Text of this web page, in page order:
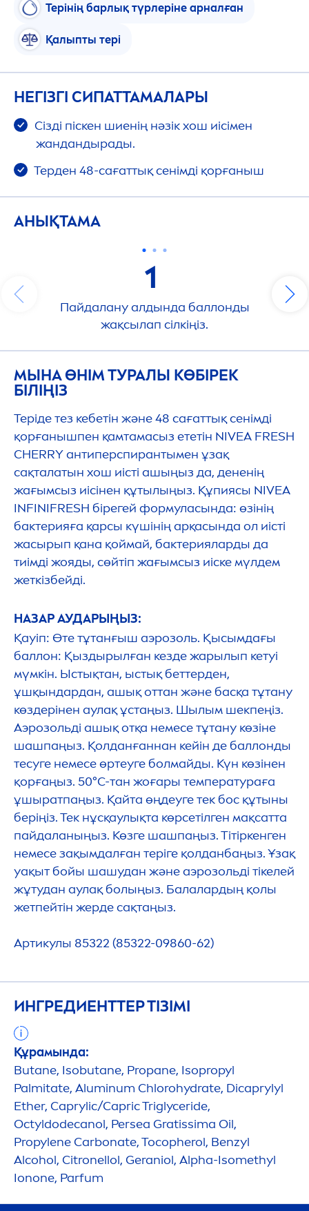
Терінің барлық түрлеріне арналған
Қалыпты тері
НЕГІЗГІ СИПАТТАМАЛАРЫ
Сізді піскен шиенің нәзік хош иісімен
жандандырады.
Терден 48-сағаттық сенімді қорғаныш
АНЫҚТАМА
1
Пайдалану алдында баллонды
жақсылап сілкіңіз.
МЫНА ӨНІМ ТУРАЛЫ КӨБІРЕК
БІЛІҢІЗ
Теріде тез кебетін және 48 сағаттық сенімді
қорғанышпен қамтамасыз ететін NIVEA FRESH
CHERRY антиперспирантымен ұзақ
сақталатын хош иісті ашыңыз да, дененің
жағымсыз иісінен құтылыңыз. Құпиясы NIVEA
INFINIFRESH бірегей формуласында: өзінің
бактерияға қарсы күшінің арқасында ол иісті
жасырып қана қоймай, бактерияларды да
тиімді жояды, сөйтіп жағымсыз иіске мүлдем
жеткізбейді.
НАЗАР АУДАРЫҢЫЗ:
Қауіп: Өте тұтанғыш аэрозоль. Қысымдағы
баллон: Қыздырылған кезде жарылып кетуі
мүмкін. Ыстықтан, ыстық беттерден,
ұшқындардан, ашық оттан және басқа тұтану
көздерінен аулақ ұстаңыз. Шылым шекпеңіз.
Аэрозольді ашық отқа немесе тұтану көзіне
шашпаңыз. Қолданғаннан кейін де баллонды
тесуге немесе өртеуге болмайды. Күн көзінен
қорғаңыз. 50°C-тан жоғары температураға
ұшыратпаңыз. Қайта өңдеуге тек бос құтыны
беріңіз. Тек нұсқаулықта көрсетілген мақсатта
пайдаланыңыз. Көзге шашпаңыз. Тітіркенген
немесе зақымдалған теріге қолданбаңыз. Ұзақ
уақыт бойы шашудан және аэрозольді тікелей
жұтудан аулақ болыңыз. Балалардың қолы
жетпейтін жерде сақтаңыз.
Артикулы 85322 (85322-09860-62)
ИНГРЕДИЕНТТЕР ТІЗІМІ
Құрамында:
Butane, Isobutane, Propane, Isopropyl
Palmitate, Aluminum Chlorohydrate, Dicaprylyl
Ether, Caprylic/Capric Triglyceride,
Octyldodecanol, Persea Gratissima Oil,
Propylene Carbonate, Tocopherol, Benzyl
Alcohol, Citronellol, Geraniol, Alpha-Isomethyl
Ionone, Parfum